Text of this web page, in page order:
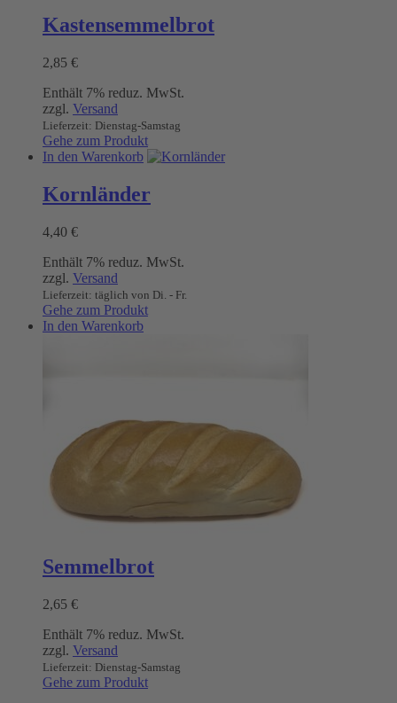
Kastensemmelbrot
2,85 €
Enthält 7% reduz. MwSt.
zzgl. Versand
Lieferzeit: Dienstag-Samstag
Gehe zum Produkt
In den Warenkorb
Kornländer
4,40 €
Enthält 7% reduz. MwSt.
zzgl. Versand
Lieferzeit: täglich von Di. - Fr.
Gehe zum Produkt
In den Warenkorb
Semmelbrot
2,65 €
Enthält 7% reduz. MwSt.
zzgl. Versand
Lieferzeit: Dienstag-Samstag
Gehe zum Produkt